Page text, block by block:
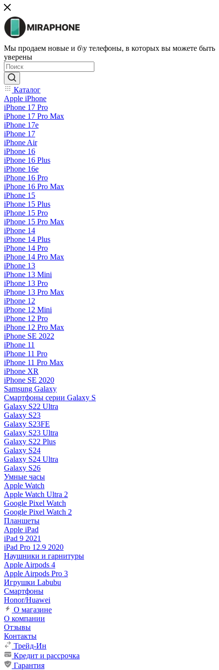
Мы продаем новые и б\у телефоны, в которых вы можете быть
уверены
Каталог
Apple iPhone
iPhone 17 Pro
iPhone 17 Pro Max
iPhone 17e
iPhone 17
iPhone Air
iPhone 16
iPhone 16 Plus
iPhone 16e
iPhone 16 Pro
iPhone 16 Pro Max
iPhone 15
iPhone 15 Plus
iPhone 15 Pro
iPhone 15 Pro Max
iPhone 14
iPhone 14 Plus
iPhone 14 Pro
iPhone 14 Pro Max
iPhone 13
iPhone 13 Mini
iPhone 13 Pro
iPhone 13 Pro Max
iPhone 12
iPhone 12 Mini
iPhone 12 Pro
iPhone 12 Pro Max
iPhone SE 2022
iPhone 11
iPhone 11 Pro
iPhone 11 Pro Max
iPhone XR
iPhone SE 2020
Samsung Galaxy
Смартфоны серии Galaxy S
Galaxy S22 Ultra
Galaxy S23
Galaxy S23FE
Galaxy S23 Ultra
Galaxy S22 Plus
Galaxy S24
Galaxy S24 Ultra
Galaxy S26
Умные часы
Apple Watch
Apple Watch Ultra 2
Google Pixel Watch
Google Pixel Watch 2
Планшеты
Apple iPad
iPad 9 2021
iPad Pro 12.9 2020
Наушники и гарнитуры
Apple Airpods 4
Apple Airpods Pro 3
Игрушки Labubu
Смартфоны
Honor/Huawei
О магазине
О компании
Отзывы
Контакты
Трейд-Ин
Кредит и рассрочка
Гарантия